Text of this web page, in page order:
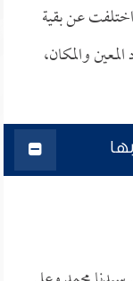
عن بقية
والمكان،